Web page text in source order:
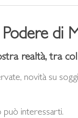
di
realtà, tra
novità su
può interessarti.